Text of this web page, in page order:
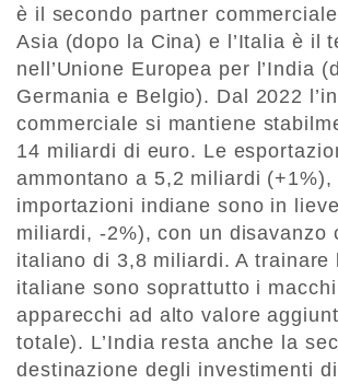
è il secondo partner
Asia (dopo la Cina) e l’Italia è il
nell’Unione Europea per l’India
Germania e Belgio). Dal 2022
commerciale si mantiene
14 miliardi di euro. Le
ammontano a 5,2 miliardi (+1%),
importazioni indiane sono in
miliardi, -2%), con un disavanzo
italiano di 3,8 miliardi. A trainare
italiane sono soprattutto i
apparecchi ad alto valore
totale). L’India resta anche la
destinazione degli investimenti